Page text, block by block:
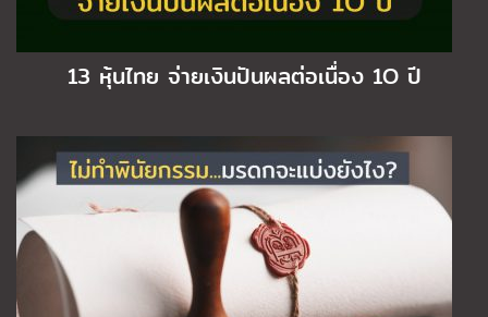
13 หุ้นไทย จ่ายเงินปันผลต่อเนื่อง 1O ปี